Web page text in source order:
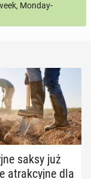
Monday-
saksy już
atrak­cyj­ne dla